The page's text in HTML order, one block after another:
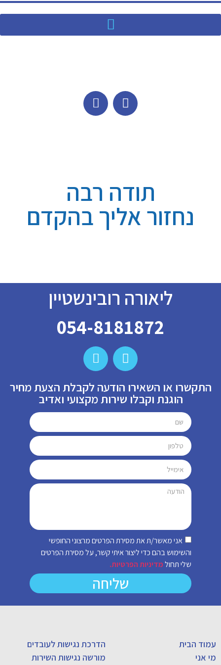
תודה רבה
נחזור אליך בהקדם
ליאורה רובינשטיין
054-8181872
התקשרו או השאירו הודעה לקבלת הצעת מחיר
הוגנת וקבלו שירות מקצועי ואדיב
אני מאשר/ת את מסירת הפרטים מרצוני החופשי
והשימוש בהם כדי ליצור איתי קשר, על מסירת הפרטים
שלי תחולמדיניות הפרטיות.
שליחה
עמוד הבית
מי אני
הדרכת נגישות לעובדים
מורשה נגישות השירות